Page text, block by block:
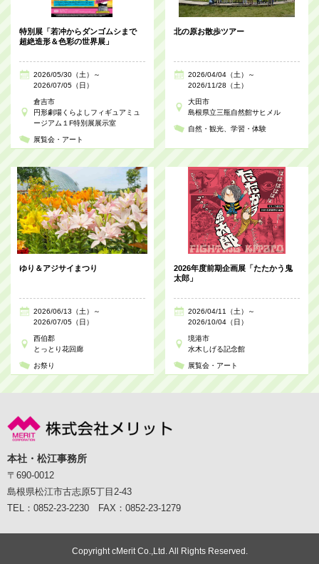
特別展「若冲からダンゴムシまで
超絶造形＆色彩の世界展」
2026/05/30（土）～
2026/07/05（日）
倉吉市
円形劇場くらよしフィギュアミュ
ージアム１F特別展展示室
展覧会・アート
北の原お散歩ツアー
2026/04/04（土）～
2026/11/28（土）
大田市
島根県立三瓶自然館サヒメル
自然・観光 学習・体験
ゆり＆アジサイまつり
2026/06/13（土）～
2026/07/05（日）
西伯郡
とっとり花回廊
お祭り
2026年度前期企画展「たたかう鬼
太郎」
2026/04/11（土）～
2026/10/04（日）
境港市
水木しげる記念館
展覧会・アート
本社・松江事務所
〒690-0012
島根県松江市古志原5丁目2-43
TEL：0852-23-2230 FAX：0852-23-1279
Copyright cMerit Co.,Ltd. All Rights Reserved.